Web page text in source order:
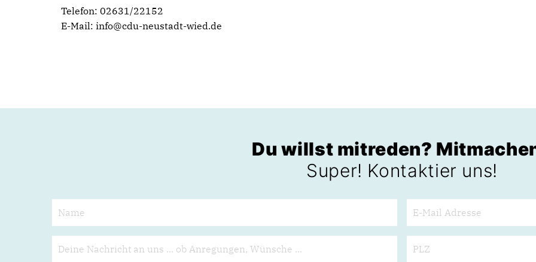
Telefon: 02631/22152
E-Mail: info@cdu-neustadt-wied.de
Du willst mitreden?
Super! Kontaktier uns!